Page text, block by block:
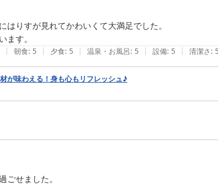
りすが見れてかわいくて大満足でした。
ます。
| 朝食: 5 | 夕食: 5 | 温泉・お風呂: 5 | 設備: 5 | 清潔さ: 5
が味わえる！身も心もリフレッシュ♪
ごせました。